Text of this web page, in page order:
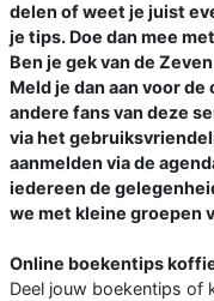
delen of weet je juist
je tips. Doe dan mee
Ben je gek van de
Meld je dan aan voor
andere fans van deze
via het
aanmelden via de
iedereen de
we met kleine groepen
Online boekentips
Deel jouw boekentips of